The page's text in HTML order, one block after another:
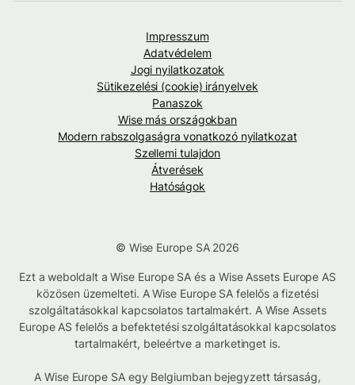
Impresszum
Adatvédelem
Jogi nyilatkozatok
Sütikezelési (cookie) irányelvek
Panaszok
Wise más országokban
Modern rabszolgaságra vonatkozó nyilatkozat
Szellemi tulajdon
Átverések
Hatóságok
© Wise Europe SA 2026
Ezt a weboldalt a Wise Europe SA és a Wise Assets Europe AS
közösen üzemelteti. A Wise Europe SA felelős a fizetési
szolgáltatásokkal kapcsolatos tartalmakért. A Wise Assets
Europe AS felelős a befektetési szolgáltatásokkal kapcsolatos
tartalmakért, beleértve a marketinget is.
A Wise Europe SA egy Belgiumban bejegyzett társaság,